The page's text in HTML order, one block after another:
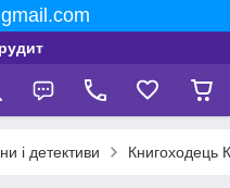
і детективи Книгоходець